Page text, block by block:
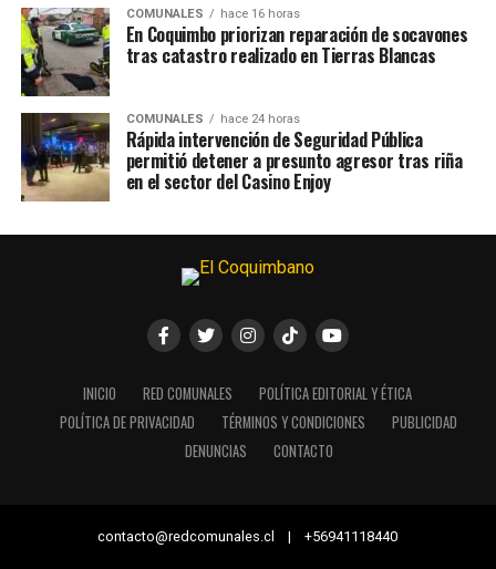
COMUNALES hace 16 horas
En Coquimbo priorizan reparación de socavones
tras catastro realizado en Tierras Blancas
COMUNALES hace 24 horas
Rápida intervención de Seguridad Pública
permitió detener a presunto agresor tras riña
en el sector del Casino Enjoy
INICIO RED COMUNALES
POLÍTICA EDITORIAL Y ÉTICA
POLÍTICA DE PRIVACIDAD
TÉRMINOS Y CONDICIONES
PUBLICIDAD
DENUNCIAS
CONTACTO
contacto@redcomunales.cl | +56941118440